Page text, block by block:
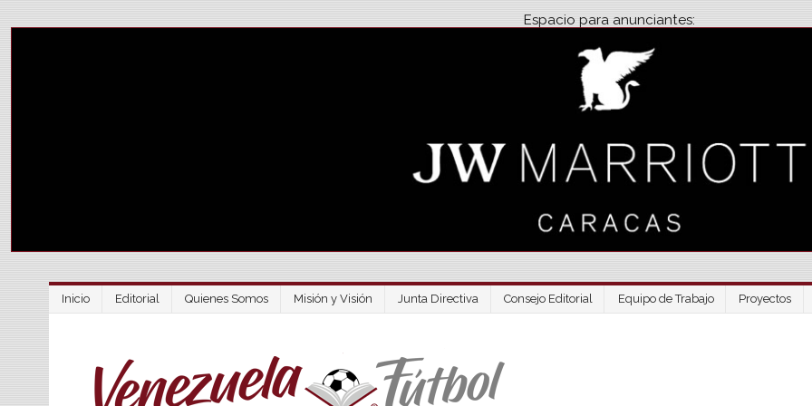
Espacio para anunciantes:
Inicio Editorial Quienes Somos Misión y Visión Junta Directiva Consejo Editorial Equipo de Trabajo Proyectos